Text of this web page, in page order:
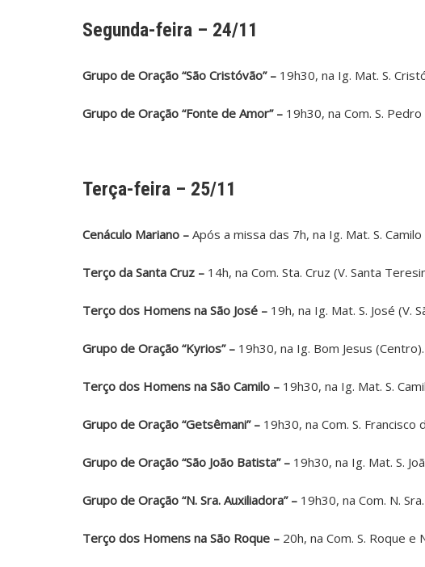
Segunda-feira – 24/11
Grupo de Oração “São Cristóvão” – 19h30, na Ig. Mat. S.
Grupo de Oração “Fonte de Amor” – 19h30, na Com. S.
Terça-feira – 25/11
Cenáculo Mariano – Após a missa das 7h, na Ig. Mat. S.
Terço da Santa Cruz – 14h, na Com. Sta. Cruz (V. Santa
Terço dos Homens na São José – 19h, na Ig. Mat. S. José (V.
Grupo de Oração “Kyrios” – 19h30, na Ig. Bom Jesus
Terço dos Homens na São Camilo – 19h30, na Ig. Mat. S.
Grupo de Oração “Getsêmani” – 19h30, na Com. S.
Grupo de Oração “São João Batista” – 19h30, na Ig. Mat. S.
Grupo de Oração “N. Sra. Auxiliadora” – 19h30, na Com. N.
Terço dos Homens na São Roque – 20h, na Com. S. Roque e